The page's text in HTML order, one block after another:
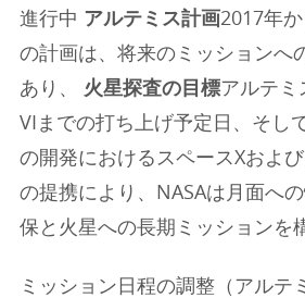
進行中 アルテミス計画2017年
の計画は、将来のミッションへ
あり、
火星探査の目標アルテミ
VIまでの打ち上げ予定日、そし
の開発におけるスペースXおよ
の提携により、NASAは月面へ
保と火星への長期ミッションを
ミッション日程の調整（アルテ